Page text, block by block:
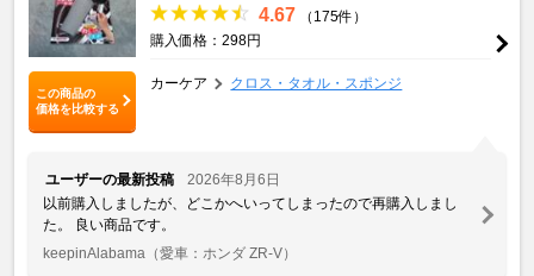
この商品の
価格を比較する
4.67
（175件）
購入価格：298円
カーケア クロス・タオル・スポンジ
ユーザーの最新投稿
2026年8月6日
以前購入しましたが、どこかへいってしまったので再購入しまし
た。 良い商品です。
keepinAlabama （愛車：ホンダ ZR-V）